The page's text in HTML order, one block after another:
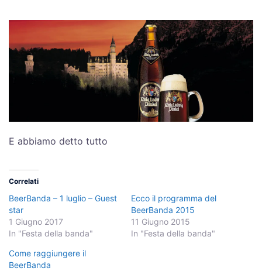
E abbiamo detto tutto
Correlati
BeerBanda – 1 luglio – Guest
star
1 Giugno 2017
In "Festa della banda"
Ecco il programma del
BeerBanda 2015
11 Giugno 2015
In "Festa della banda"
Come raggiungere il
BeerBanda